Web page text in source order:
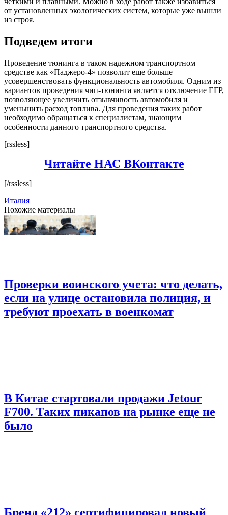
от установленных экологических систем, которые уже вышли
из строя.
Подведем итоги
Проведение тюнинга в таком надежном транспортном
средстве как «Паджеро-4» позволит еще больше
усовершенствовать функциональность автомобиля. Одним из
вариантов проведения чип-тюнинга является отключение ЕГР,
позволяющее увеличить отзывчивость автомобиля и
уменьшить расход топлива. Для проведения таких работ
необходимо обращаться к специалистам, знающим
особенности данного транспортного средства.
[rssless]
Читайте НАС ВКонтакте
[/rssless]
Италия
Похожие материалы
Проверки воинского учета: что делать,
если на улице остановила полиция, и
требуют проехать в военкомат
В Китае стартовали продажи Jetour
F700. Таких пикапов на рынке еще не
было